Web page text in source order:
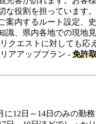
な役割を担っていま
案内するルート設定、
識、県内各地での現地
クエストに対しても応
アアッププラン - 免許
に12日～14日のみの勤